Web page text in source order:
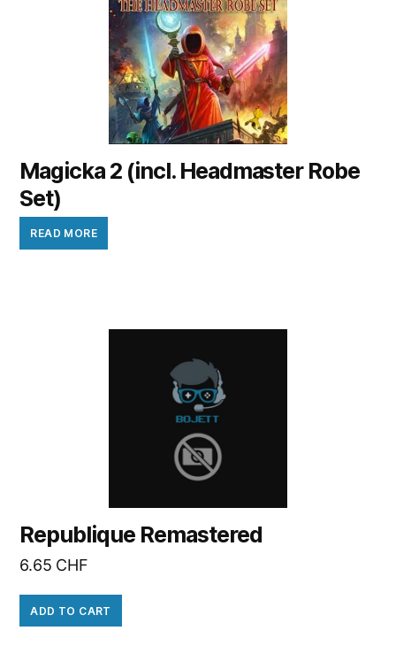
Magicka 2 (incl. Headmaster Robe
Set)
READ MORE
Republique Remastered
6.65 CHF
ADD TO CART